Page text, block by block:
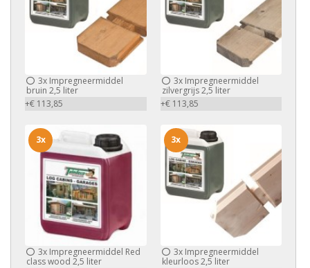
3x Impregneermiddel
bruin 2,5 liter
+€ 113,85
3xImpregneermiddel
zilvergrijs 2,5 liter
+€ 113,85
3x Impregneermiddel Red
class wood 2,5 liter
3x
3xImpregneermiddel
kleurloos 2,5 liter
3x